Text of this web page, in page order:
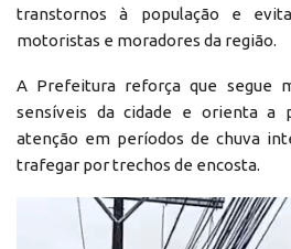
transtornos à população e
motoristas e moradores da região.
A Prefeitura reforça que segue
sensíveis da cidade e orienta a
atenção em períodos de chuva
trafegar por trechos de encosta.
Reprodutor